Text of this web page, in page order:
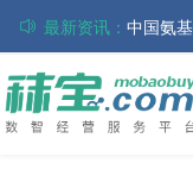
最新资讯：
磷酸氢
帝斯曼-
巴斯夫
丸红株
住友化